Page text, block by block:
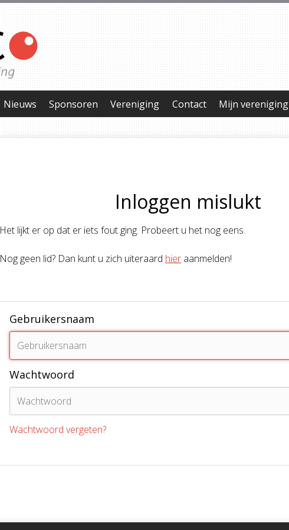
Nieuws Sponsoren Vereniging Contact Mijn vereniging
Inloggen mislukt
Het lijkt er op dat er iets fout ging. Probeert u het nog eens.
Nog geen lid? Dan kunt u zich uiteraard hier aanmelden!
Gebruikersnaam
Wachtwoord
Wachtwoord vergeten?